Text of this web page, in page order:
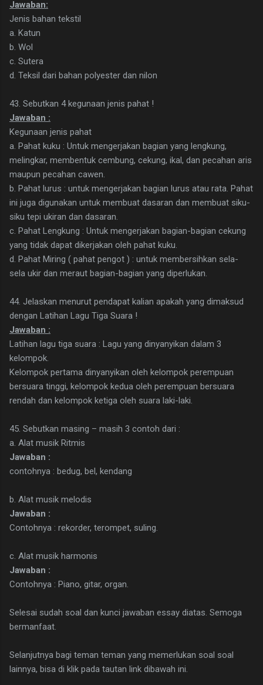
Jawaban:
Jenis bahan tekstil
a. Katun
b. Wol
c. Sutera
d. Teksil dari bahan polyester dan nilon
43. Sebutkan 4 kegunaan jenis pahat !
Jawaban :
Kegunaan jenis pahat
a. Pahat kuku : Untuk mengerjakan bagian yang lengkung,
melingkar, membentuk cembung, cekung, ikal, dan pecahan aris
maupun pecahan cawen.
b. Pahat lurus : untuk mengerjakan bagian lurus atau rata. Pahat
ini juga digunakan untuk membuat dasaran dan membuat siku-
siku tepi ukiran dan dasaran.
c. Pahat Lengkung : Untuk mengerjakan bagian-bagian cekung
yang tidak dapat dikerjakan oleh pahat kuku.
d. Pahat Miring ( pahat pengot ) : untuk membersihkan sela-
sela ukir dan meraut bagian-bagian yang diperlukan.
44. Jelaskan menurut pendapat kalian apakah yang dimaksud
dengan Latihan Lagu Tiga Suara !
Jawaban :
Latihan lagu tiga suara : Lagu yang dinyanyikan dalam 3
kelompok.
Kelompok pertama dinyanyikan oleh kelompok perempuan
bersuara tinggi, kelompok kedua oleh perempuan bersuara
rendah dan kelompok ketiga oleh suara laki-laki.
45. Sebutkan masing – masih 3 contoh dari :
a. Alat musik Ritmis
Jawaban :
contohnya : bedug, bel, kendang
b. Alat musik melodis
Jawaban :
Contohnya : rekorder, terompet, suling.
c. Alat musik harmonis
Jawaban :
Contohnya : Piano, gitar, organ.
Selesai sudah soal dan kunci jawaban essay diatas. Semoga
bermanfaat.
Selanjutnya bagi teman teman yang memerlukan soal soal
lainnya, bisa di klik pada tautan link dibawah ini.